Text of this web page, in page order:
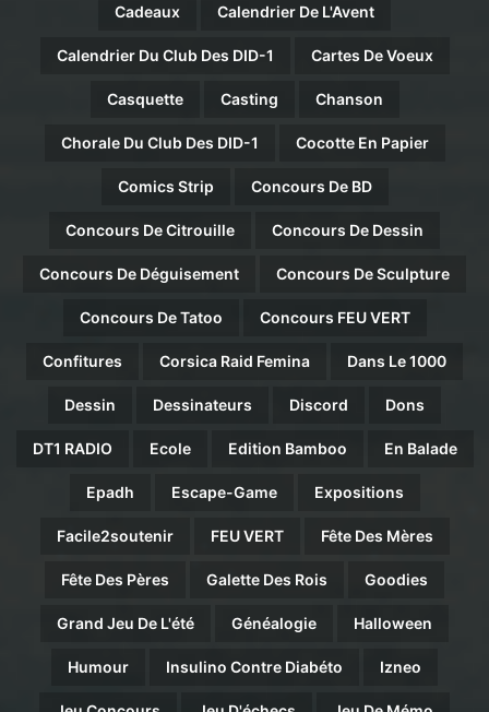
Cadeaux Calendrier De L'Avent
Calendrier Du Club Des DID-1 Cartes De Voeux
Casquette Casting Chanson
Chorale Du Club Des DID-1 Cocotte En Papier
Comics Strip Concours De BD
Concours De Citrouille Concours De Dessin
Concours De Déguisement Concours De Sculpture
Concours De Tatoo Concours FEU VERT
Confitures Corsica Raid Femina Dans Le 1000
Dessin Dessinateurs Discord Dons
DT1 RADIO Ecole Edition Bamboo En Balade
Epadh Escape-Game Expositions
Facile2soutenir FEU VERT Fête Des Mères
Fête Des Pères Galette Des Rois Goodies
Grand Jeu De L'été Généalogie Halloween
Humour Insulino Contre Diabéto Izneo